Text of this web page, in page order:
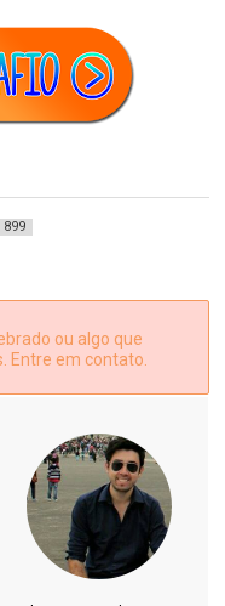
899
ou algo que
Entre em contato.